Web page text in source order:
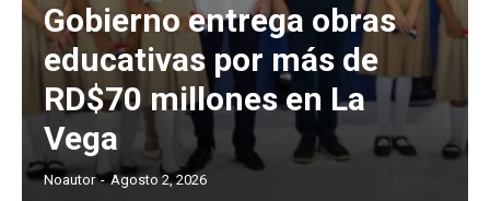
Gobierno entrega obras
educativas por más de
RD$70 millones en La
Vega
Noautor - Agosto 2, 2026